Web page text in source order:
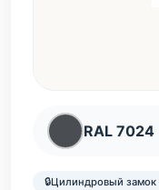
RAL 7024
🔒Цилиндровый замок